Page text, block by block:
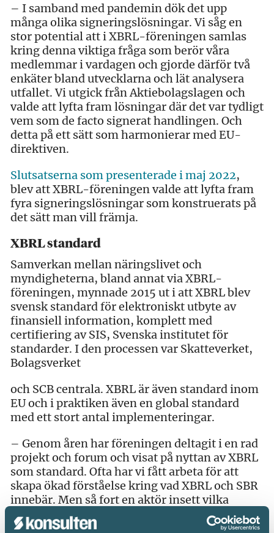
– I samband med pandemin dök det upp
många olika signeringslösningar. Vi såg en
stor potential att i XBRL-föreningen samlas
kring denna viktiga fråga som berör våra
medlemmar i vardagen och gjorde därför två
enkäter bland utvecklarna och lät analysera
utfallet. Vi utgick från Aktiebolagslagen och
valde att lyfta fram lösningar där det var tydligt
vem som de facto signerat handlingen. Och
detta på ett sätt som harmonierar med EU-
direktiven.
Slutsatserna som presenterade i maj 2022,
blev att XBRL-föreningen valde att lyfta fram
fyra signeringslösningar som konstruerats på
det sätt man vill främja.
XBRL standard
Samverkan mellan näringslivet och
myndigheterna, bland annat via XBRL-
föreningen, mynnade 2015 ut i att XBRL blev
svensk standard för elektroniskt utbyte av
finansiell information, komplett med
certifiering av SIS, Svenska institutet för
standarder. I den processen var Skatteverket,
Bolagsverket
och SCB centrala. XBRL är även standard inom
EU och i praktiken även en global standard
med ett stort antal implementeringar.
– Genom åren har föreningen deltagit i en rad
projekt och forum och visat på nyttan av XBRL
som standard. Ofta har vi fått arbeta för att
skapa ökad förståelse kring vad XBRL och SBR
innebär. Men så fort en aktör insett vilka
effektivitetsvinster den korrekt taggade
informationen ger så blir användningen av